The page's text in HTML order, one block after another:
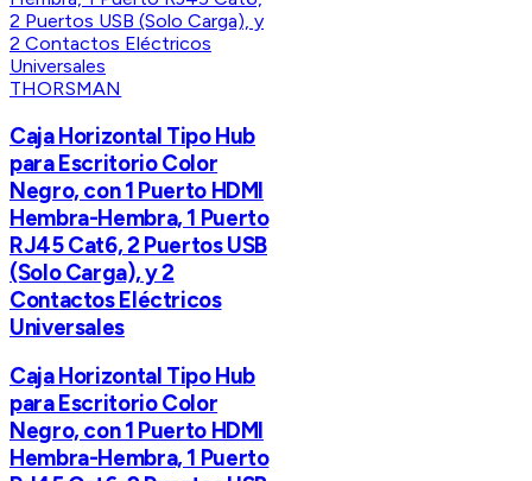
THORSMAN
Caja Horizontal Tipo Hub
para Escritorio Color
Negro, con 1 Puerto HDMI
Hembra-Hembra, 1 Puerto
RJ45 Cat6, 2 Puertos USB
(Solo Carga), y 2
Contactos Eléctricos
Universales
Caja Horizontal Tipo Hub
para Escritorio Color
Negro, con 1 Puerto HDMI
Hembra-Hembra, 1 Puerto